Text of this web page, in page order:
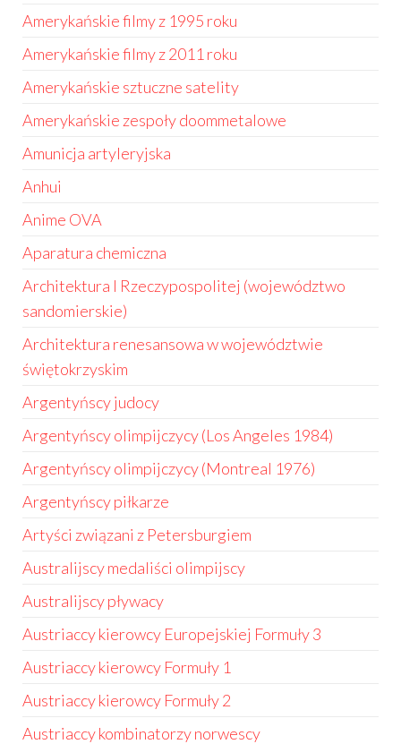
Amerykańskie filmy z 1995 roku
Amerykańskie filmy z 2011 roku
Amerykańskie sztuczne satelity
Amerykańskie zespoły doommetalowe
Amunicja artyleryjska
Anhui
Anime OVA
Aparatura chemiczna
Architektura I Rzeczypospolitej (województwo
sandomierskie)
Architektura renesansowa w województwie
świętokrzyskim
Argentyńscy judocy
Argentyńscy olimpijczycy (Los Angeles 1984)
Argentyńscy olimpijczycy (Montreal 1976)
Argentyńscy piłkarze
Artyści związani z Petersburgiem
Australijscy medaliści olimpijscy
Australijscy pływacy
Austriaccy kierowcy Europejskiej Formuły 3
Austriaccy kierowcy Formuły 1
Austriaccy kierowcy Formuły 2
Austriaccy kombinatorzy norwescy